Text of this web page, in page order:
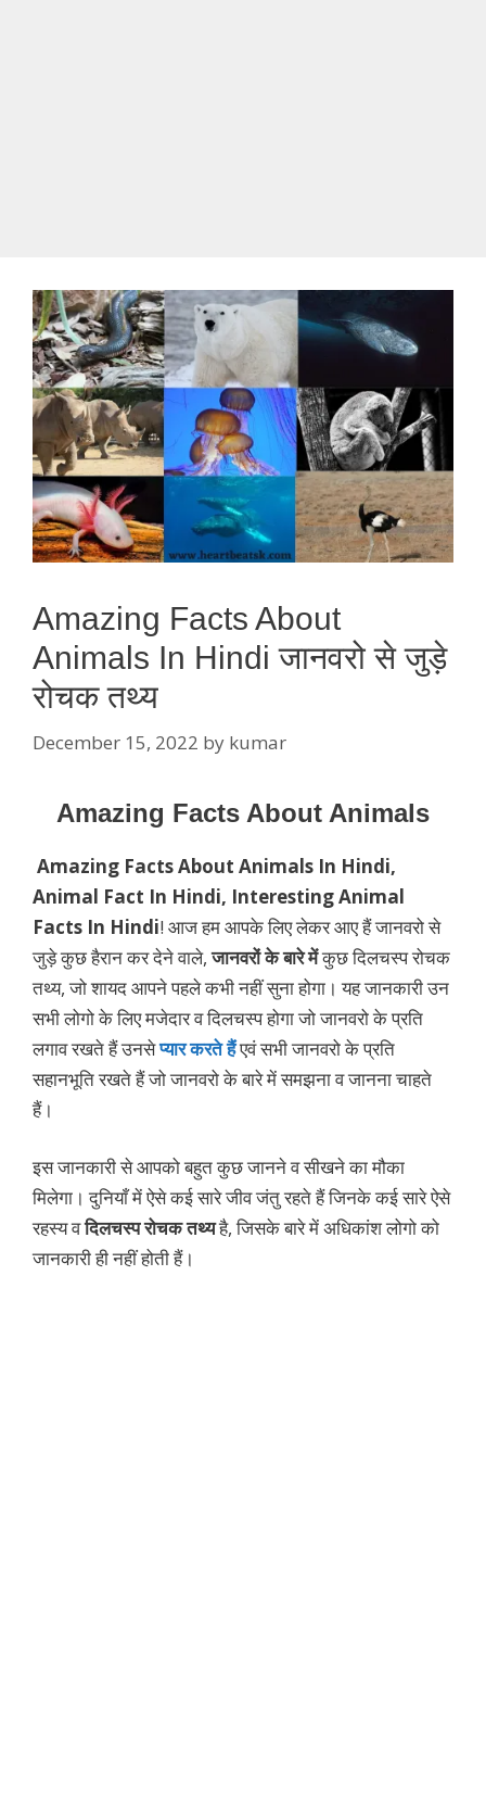
Amazing Facts About
Animals In Hindi जानवरो से जुड़े
रोचक तथ्य
December 15, 2022 by kumar
Amazing Facts About Animals
Amazing Facts About Animals In Hindi,
Animal Fact In Hindi, Interesting Animal
Facts In Hindi! आज हम आपके लिए लेकर आए हैं जानवरो से
जुड़े कुछ हैरान कर देने वाले,जानवरों के बारे मेंकुछ दिलचस्प रोचक
तथ्य, जो शायद आपने पहले कभी नहीं सुना होगा। यह जानकारी उन
सभी लोगो के लिए मजेदार व दिलचस्प होगा जो जानवरो के प्रति
लगाव रखते हैं उनसेप्यार करते हैंएवं सभी जानवरो के प्रति
सहानभूति रखते हैं जो जानवरो के बारे में समझना व जानना चाहते
हैं।
इस जानकारी से आपको बहुत कुछ जानने व सीखने का मौका
मिलेगा। दुनियाँ में ऐसे कई सारे जीव जंतु रहते हैं जिनके कई सारे ऐसे
रहस्य वदिलचस्प रोचक तथ्यहै, जिसके बारे में अधिकांश लोगो को
जानकारी ही नहीं होती हैं।